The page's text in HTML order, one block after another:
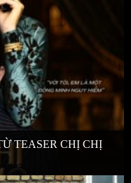
TEASER CHỊ CHỊ